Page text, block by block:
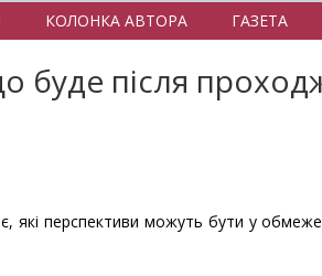
КОЛОНКА АВТОРА ГАЗЕТА
буде після
які перспективи можуть бути у